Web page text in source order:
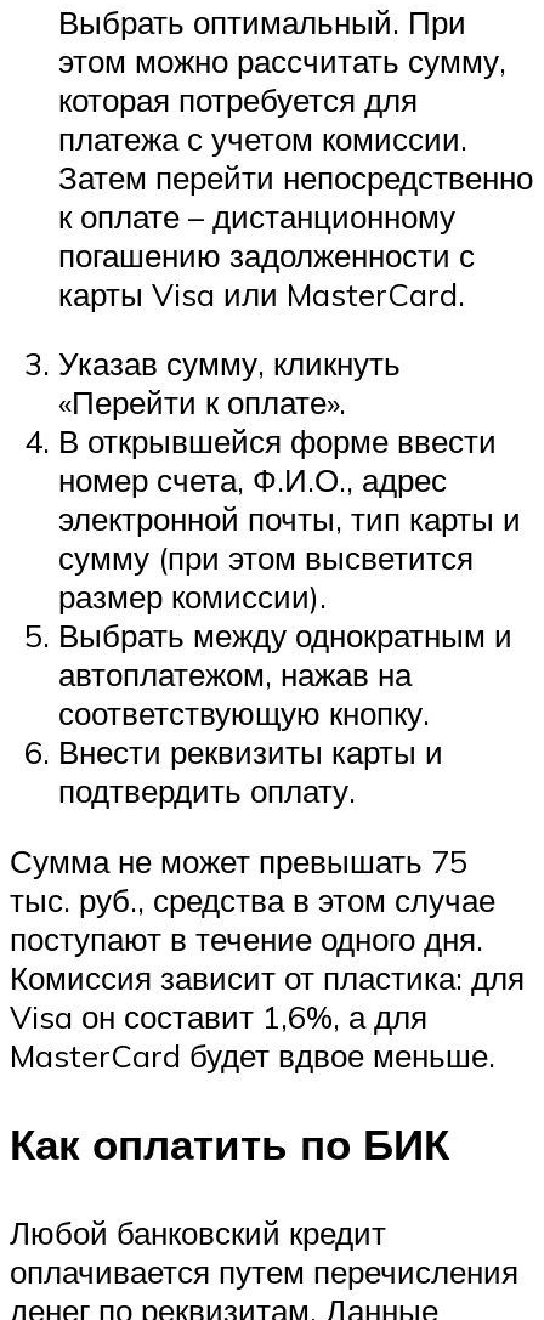
Выбрать оптимальный. При
этом можно рассчитать сумму,
которая потребуется для
платежа с учетом комиссии.
Затем перейти непосредственно
к оплате – дистанционному
погашению задолженности с
карты Visa или MasterCard.
Указав сумму, кликнуть
«Перейти к оплате».
В открывшейся форме ввести
номер счета, Ф.И.О., адрес
электронной почты, тип карты и
сумму (при этом высветится
размер комиссии).
Выбрать между однократным и
автоплатежом, нажав на
соответствующую кнопку.
Внести реквизиты карты и
подтвердить оплату.
Сумма не может превышать 75
тыс. руб., средства в этом случае
поступают в течение одного дня.
Комиссия зависит от пластика: для
Visa он составит 1,6%, а для
MasterCard будет вдвое меньше.
Как оплатить по БИК
Любой банковский кредит
оплачивается путем перечисления
денег по реквизитам. Данные